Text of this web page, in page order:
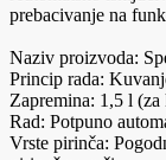
prebacivanje na
Naziv proizvoda:
Princip rada:
Zapremina: 1,5 l
Rad: Potpuno
Vrste pirinča: